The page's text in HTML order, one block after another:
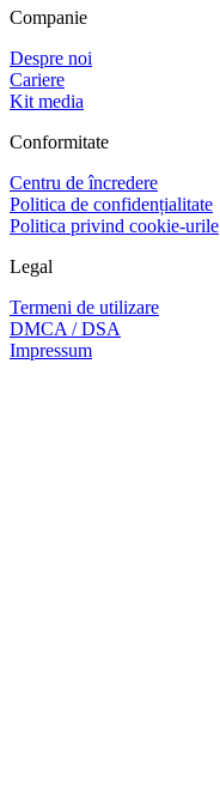
Companie
Despre noi
Cariere
Kit media
Conformitate
Centru de încredere
Politica de confidențialitate
Politica privind cookie-urile
Legal
Termeni de utilizare
DMCA / DSA
Impressum